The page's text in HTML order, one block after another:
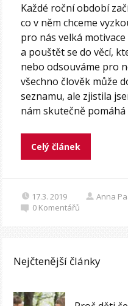
Každé roční období
co v něm chceme
pro nás velká
a pouštět se do věcí,
nebo odsouváme pro
všechno člověk může
seznamu, ale zjistila
nám skutečně
Celý článek
17.3. 2019 Anna
0 Komentářů
Nejčtenější články